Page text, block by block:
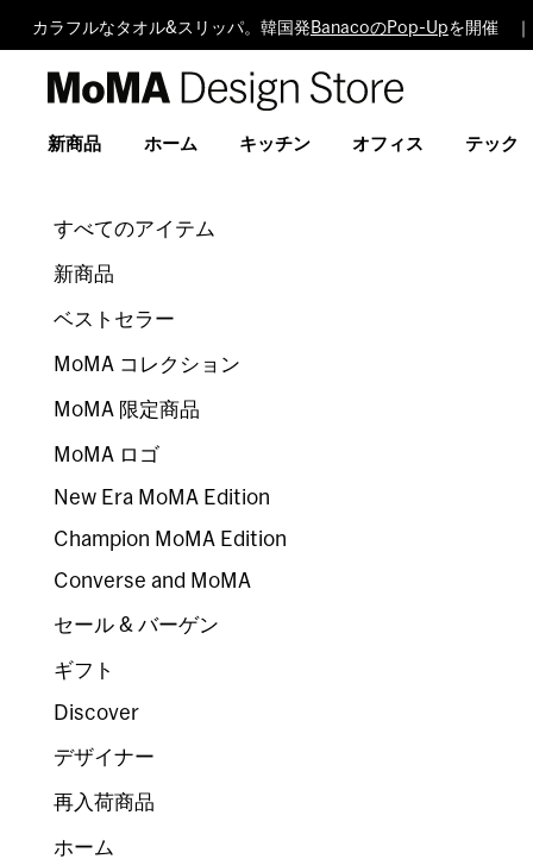
カラフルなタオル&スリッパ。韓国発 BanacoのPop-Upを開催
Design
新商品 ホーム キッチン オフィス テック
すべてのアイテム
新商品
ベストセラー
MoMA コレクション
MoMA 限定商品
MoMA ロゴ
New Era MoMA Edition
Champion MoMA Edition
Converse and MoMA
セール & バーゲン
ギフト
Discover
デザイナー
再入荷商品
ホーム